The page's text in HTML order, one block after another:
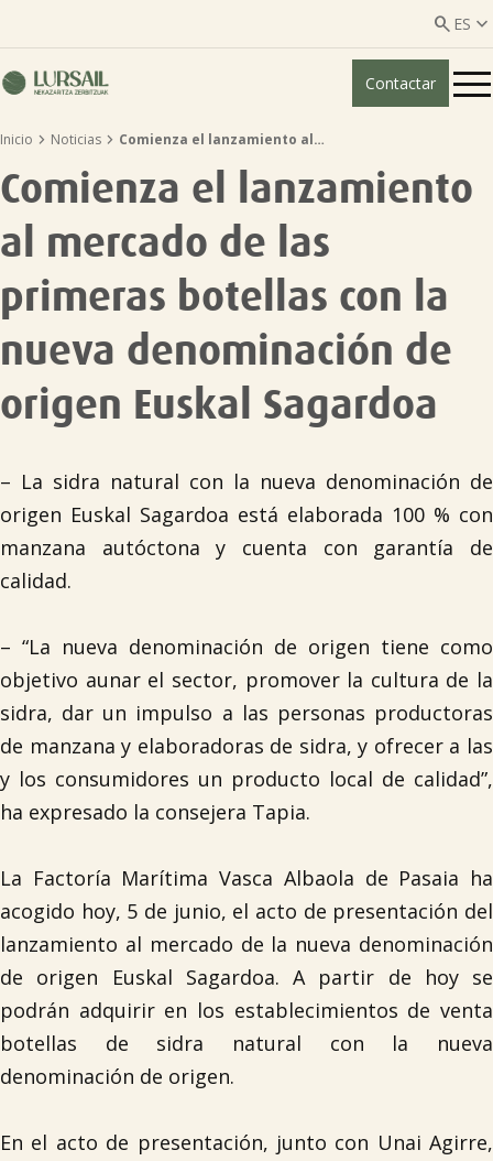
 ES 
ES
Quiénes somos
Servicios ganadería
Servicios agricultura
Entidades asociadas
Noticias 
Tablón de anuncios
Contactar
Inicio  Noticias  Comienza el lanzamiento al…
Comienza el lanzamiento
al mercado de las
primeras botellas con la
nueva denominación de
origen Euskal Sagardoa
– La sidra natural con la nueva denominación de
origen Euskal Sagardoa está elaborada 100 % con
manzana autóctona y cuenta con garantía de
calidad.
– “La nueva denominación de origen tiene como
objetivo aunar el sector, promover la cultura de la
sidra, dar un impulso a las personas productoras
de manzana y elaboradoras de sidra, y ofrecer a las
y los consumidores un producto local de calidad”,
ha expresado la consejera Tapia.
La Factoría Marítima Vasca Albaola de Pasaia ha
acogido hoy, 5 de junio, el acto de presentación del
lanzamiento al mercado de la nueva denominación
de origen Euskal Sagardoa. A partir de hoy se
podrán adquirir en los establecimientos de venta
botellas de sidra natural con la nueva
denominación de origen.
En el acto de presentación, junto con Unai Agirre,